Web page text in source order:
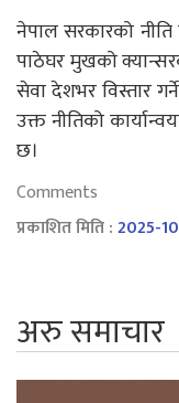
नेपाल सरकारको
पाठेघर मुखको
सेवा देशभर विस्तार
उक्त नीतिको
छ।
Comments
प्रकाशित मिति :2025-
अरु समाचार